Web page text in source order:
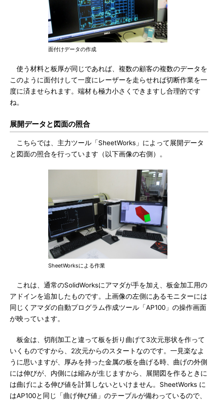
面付けデータの作成
使う材料と板厚が同じであれば、複数の顧客の複数のデータを
このように面付けして一度にレーザーを走らせれば切断作業を一
度に済ませられます。端材も極力小さくできますし合理的です
ね。
展開データと図面の照合
こちらでは、主力ツール「SheetWorks」によって展開データ
と図面の照合を行っています（以下画像の右側）。
SheetWorksによる作業
これは、通常のSolidWorksにアマダが手を加え、板金加工用の
アドインを追加したものです。上画像の左側にあるモニターには
同じくアマダの自動プログラム作成ツール「AP100」の操作画面
が映っています。
板金は、切削加工と違って板を折り曲げて3次元形状を作って
いくものですから、2次元からのスタートなのです。一見楽なよ
うに思いますが、厚みを持った金属の板を曲げる時、曲げの外側
には伸びが、内側には縮みが生じますから、展開図を作るときに
は曲げによる伸び値を計算しないといけません。SheetWorks に
はAP100と同じ「曲げ伸び値」のテーブルが備わっているので、